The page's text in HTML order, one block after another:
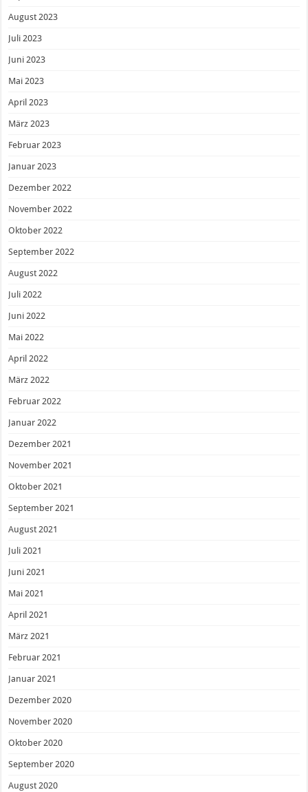
August 2023
Juli 2023
Juni 2023
Mai 2023
April 2023
März 2023
Februar 2023
Januar 2023
Dezember 2022
November 2022
Oktober 2022
September 2022
August 2022
Juli 2022
Juni 2022
Mai 2022
April 2022
März 2022
Februar 2022
Januar 2022
Dezember 2021
November 2021
Oktober 2021
September 2021
August 2021
Juli 2021
Juni 2021
Mai 2021
April 2021
März 2021
Februar 2021
Januar 2021
Dezember 2020
November 2020
Oktober 2020
September 2020
August 2020